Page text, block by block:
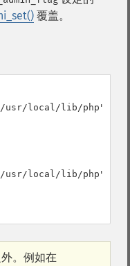
覆盖。
local/lib/php"
local/lib/php"
。例如在